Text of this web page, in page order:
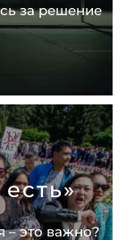
за решение
– это важно?